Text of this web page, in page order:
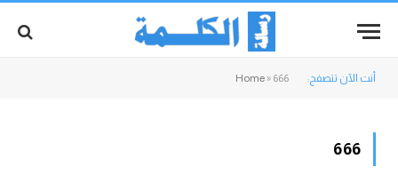
أنت الآن تتصفح: Home» 666
666